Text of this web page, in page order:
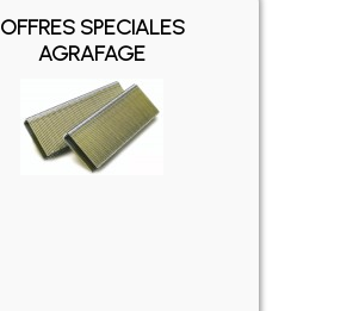
OFFRES SPECIALES
AGRAFAGE